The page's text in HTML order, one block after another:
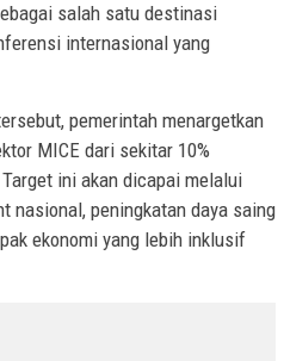
salah satu destinasi
internasional yang
pemerintah menargetkan
MICE dari sekitar 10%
ini akan dicapai melalui
nasional, peningkatan daya saing
ekonomi yang lebih inklusif